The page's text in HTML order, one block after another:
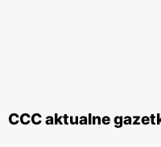
CCC aktualne